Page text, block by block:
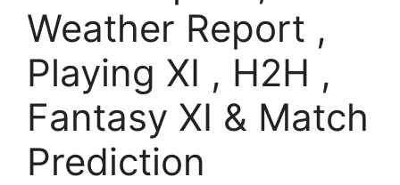
Weather Report ,
Playing XI , H2H ,
Fantasy XI & Match
Prediction